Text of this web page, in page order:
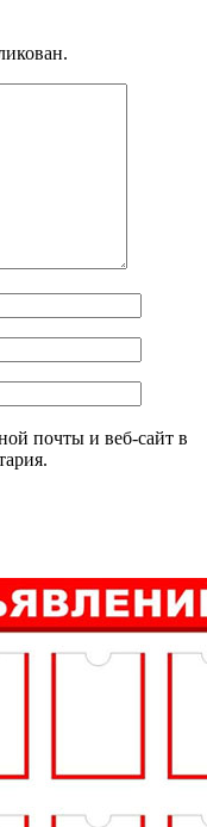
почты и веб-сайт в